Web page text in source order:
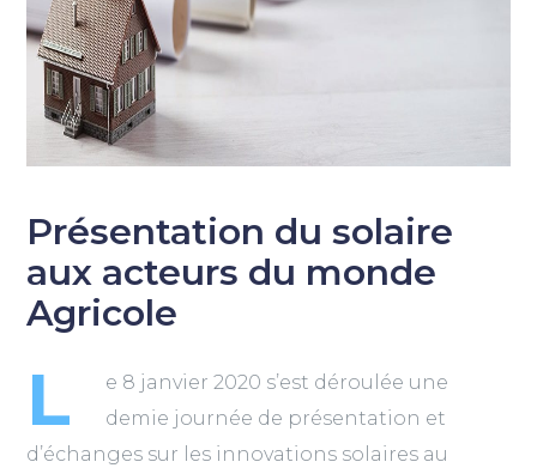
Présentation du solaire
aux acteurs du monde
Agricole
L
e 8 janvier 2020 s’est déroulée une
demie journée de présentation et
d’échanges sur les innovations solaires au